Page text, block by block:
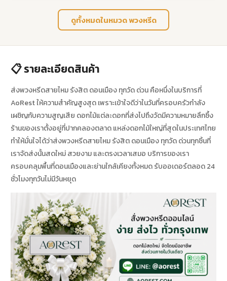
2,500 ฿.
4,500 ฿.3,500 ฿.
ดูทั้งหมดในหมวด พวงหรีด
📋 รายละเอียดสินค้า
ส่งพวงหรีดสายไหม รังสิต ดอนเมือง ทุกวัด ด่วน คือหนึ่งในบริการที่
AoRest ให้ความสำคัญสูงสุด เพราะเข้าใจดีว่าในวันที่ครอบครัวกำลัง
เผชิญกับความสูญเสีย ดอกไม้แต่ละดอกที่ส่งไปถึงวัดมีความหมายลึกซึ้ง
ร้านของเราตั้งอยู่ที่ปากคลองตลาด แหล่งดอกไม้ใหญ่ที่สุดในประเทศไทย
ทำให้มั่นใจได้ว่าส่งพวงหรีดสายไหม รังสิต ดอนเมือง ทุกวัด ด่วนทุกชิ้นที่
เราจัดส่งนั้นสดใหม่ สวยงาม และตรงเวลาเสมอ บริการของเรา
ครอบคลุมพื้นที่ดอนเมืองและย่านใกล้เคียงทั้งหมด รับออเดอร์ตลอด 24
ชั่วโมงทุกวันไม่มีวันหยุด